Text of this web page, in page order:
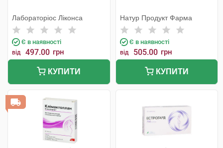
Лабораторіос Ліконса
Є в наявності
від 497.00 грн
КУПИТИ
Натур Продукт Фарма
Є в наявності
від 505.00 грн
КУПИТИ